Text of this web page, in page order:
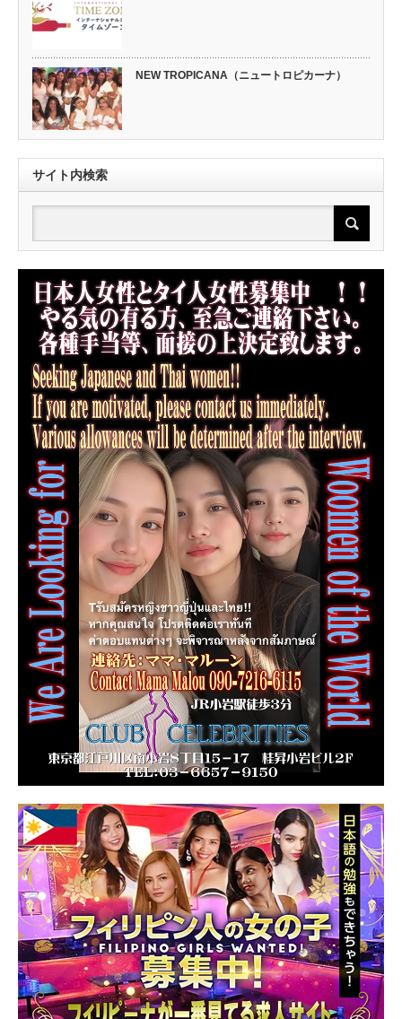
NEW TROPICANA（ニュートロピカーナ）
サイト内検索